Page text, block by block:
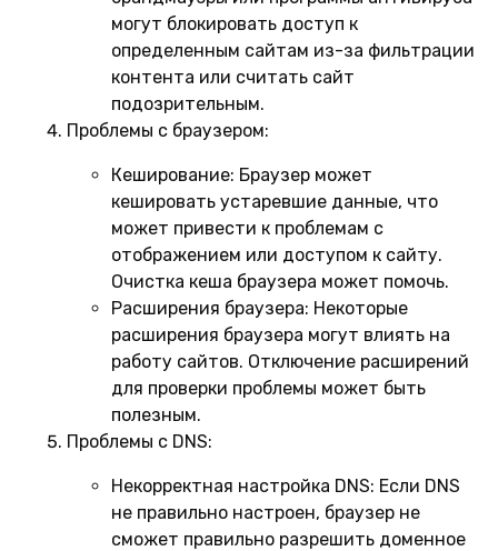
могут блокировать доступ к
определенным сайтам из-за фильтрации
контента или считать сайт
подозрительным.
Проблемы с браузером:
Кеширование: Браузер может
кешировать устаревшие данные, что
может привести к проблемам с
отображением или доступом к сайту.
Очистка кеша браузера может помочь.
Расширения браузера: Некоторые
расширения браузера могут влиять на
работу сайтов. Отключение расширений
для проверки проблемы может быть
полезным.
Проблемы с DNS:
Некорректная настройка DNS: Если DNS
не правильно настроен, браузер не
сможет правильно разрешить доменное